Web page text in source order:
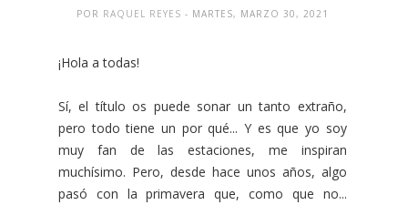
POR RAQUEL REYES - MARTES, MARZO 30, 2021
¡Hola a todas!
Sí, el título os puede sonar un tanto extraño,
pero todo tiene un por qué... Y es que yo soy
muy fan de las estaciones, me inspiran
muchísimo. Pero, desde hace unos años, algo
pasó con la primavera que, como que no...